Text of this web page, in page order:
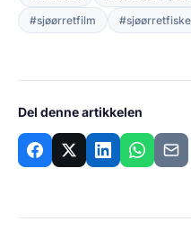
#sjøørretfilm
Del denne artikkelen